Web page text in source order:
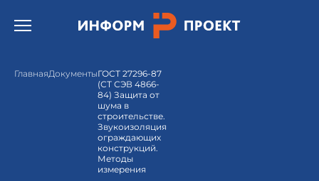
Открыть бургер меню.
ГлавнаяДокументыГОСТ 27296-87
(СТ СЭВ 4866-
84) Защита от
шума в
строительстве.
Звукоизоляция
ограждающих
конструкций.
Методы
измерения